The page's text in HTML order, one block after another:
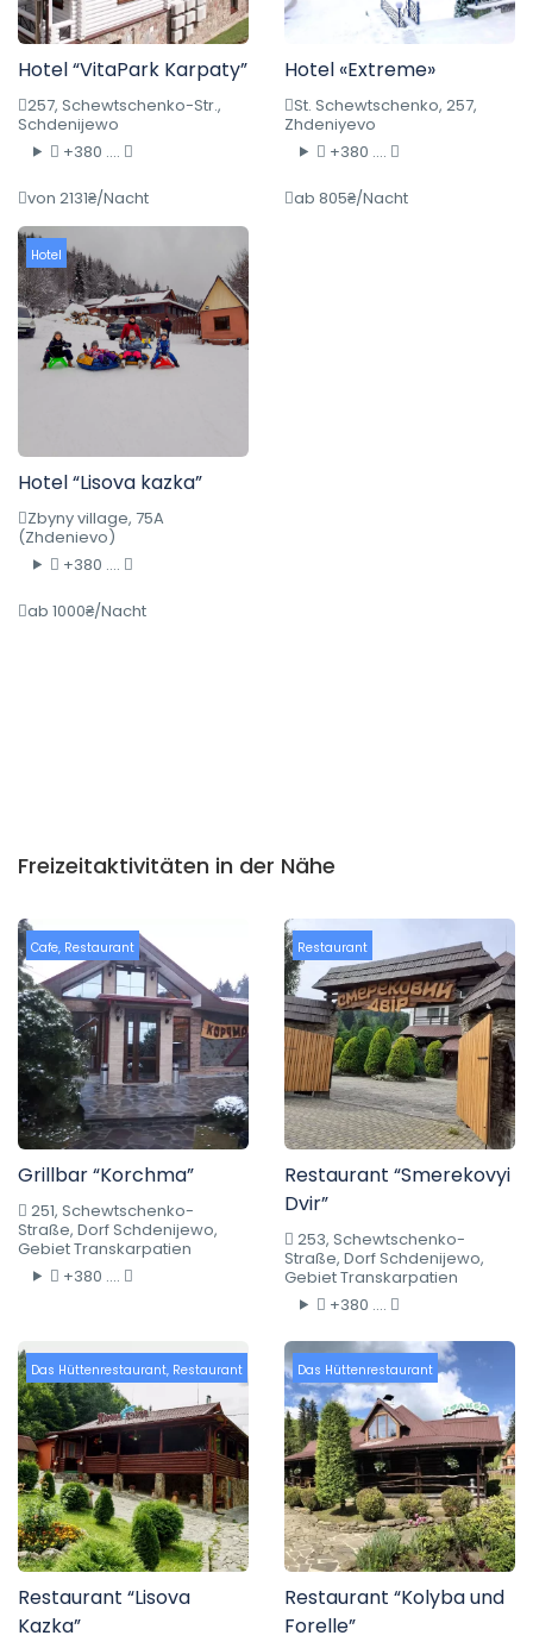
Hotel “VitaPark Karpaty”
257, Schewtschenko-Str.,
Schdenijewo
+380 ....
von 2131₴/Nacht
Hotel «Extreme»
St. Schewtschenko, 257,
Zhdeniyevo
+380 ....
ab 805₴/Nacht
Hotel
Hotel “Lisova kazka”
Zbyny village, 75A
(Zhdenievo)
+380 ....
ab 1000₴/Nacht
Freizeitaktivitäten in der Nähe
Cafe, Restaurant
Grillbar “Korchma”
251, Schewtschenko-
Straße, Dorf Schdenijewo,
Gebiet Transkarpatien
+380 ....
Restaurant
Restaurant “Smerekovyi
Dvir”
253, Schewtschenko-
Straße, Dorf Schdenijewo,
Gebiet Transkarpatien
+380 ....
Das Hüttenrestaurant, Restaurant
Restaurant “Lisova
Kazka”
Das Hüttenrestaurant
Restaurant “Kolyba und
Forelle”